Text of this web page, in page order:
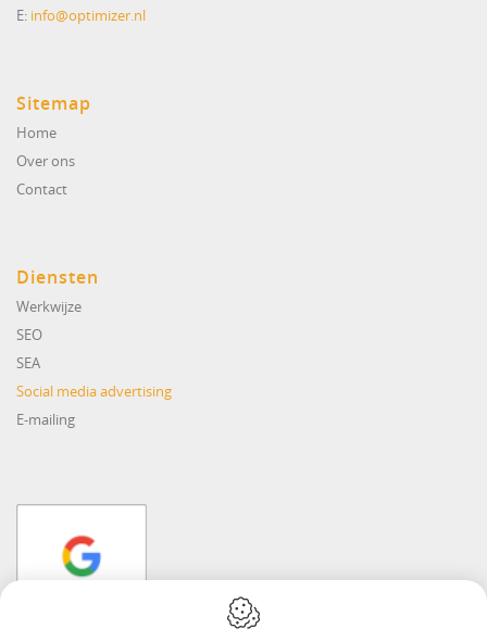
E: info@optimizer.nl
Sitemap
Home
Over ons
Contact
Diensten
Werkwijze
SEO
SEA
Social media advertising
E-mailing